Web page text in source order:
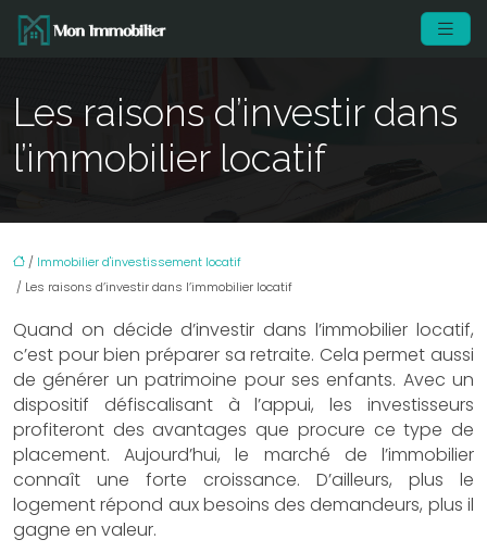
Les raisons d’investir dans
l’immobilier locatif
/ Immobilier d'investissement locatif
/ Les raisons d’investir dans l’immobilier locatif
Quand on décide d’investir dans l’immobilier locatif,
c’est pour bien préparer sa retraite. Cela permet aussi
de générer un patrimoine pour ses enfants. Avec un
dispositif défiscalisant à l’appui, les investisseurs
profiteront des avantages que procure ce type de
placement. Aujourd’hui, le marché de l’immobilier
connaît une forte croissance. D’ailleurs, plus le
logement répond aux besoins des demandeurs, plus il
gagne en valeur.